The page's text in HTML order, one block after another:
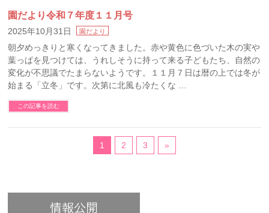
園だより令和７年度１１月号
2025年10月31日 園だより
朝夕めっきりと寒くなってきました。赤や黄色に色づいた木の実や
葉っぱを見つけては、うれしそうに持って来る子どもたち、自然の
変化が不思議でたまらないようです。１１月７日は暦の上では冬が
始まる「立冬」です。次第に北風も冷たくな …
この記事を読む
1 2 3 »